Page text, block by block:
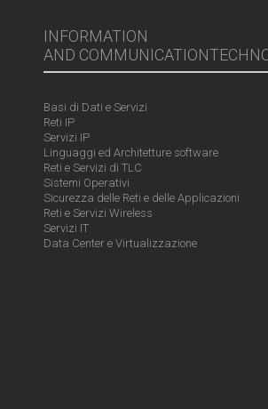
INFORMATION
AND
Basi di Dati e Servizi
Reti IP
Servizi IP
Linguaggi ed Architetture software
Reti e Servizi di TLC
Sistemi Operativi
Sicurezza delle Reti e delle Applicazioni
Reti e Servizi Wireless
Servizi IT
Data Center e Virtualizzazione